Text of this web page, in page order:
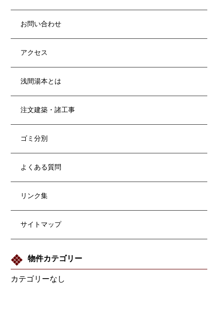
お問い合わせ
アクセス
浅間湯本とは
注文建築・諸工事
ゴミ分別
よくある質問
リンク集
サイトマップ
物件カテゴリー
カテゴリーなし